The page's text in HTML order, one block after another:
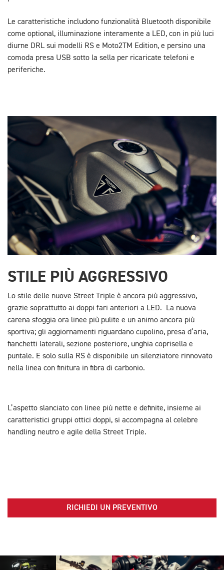
Le caratteristiche includono funzionalità Bluetooth disponibile
come optional, illuminazione interamente a LED, con in più luci
diurne DRL sui modelli RS e Moto2TM Edition, e persino una
comoda presa USB sotto la sella per ricaricate telefoni e
periferiche.
STILE PIÙ AGGRESSIVO
Lo stile delle nuove Street Triple è ancora più aggressivo,
grazie soprattutto ai doppi fari anteriori a LED. La nuova
carena sfoggia ora linee più pulite e un animo ancora più
sportiva; gli aggiornamenti riguardano cupolino, presa d’aria,
fianchetti laterali, sezione posteriore, unghia coprisella e
puntale. E solo sulla RS è disponibile un silenziatore rinnovato
nella linea con finitura in fibra di carbonio.
L’aspetto slanciato con linee più nette e definite, insieme ai
caratteristici gruppi ottici doppi, si accompagna al celebre
handling neutro e agile della Street Triple.
RICHIEDI UN PREVENTIVO